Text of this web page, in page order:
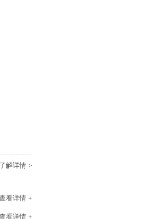
解详情 >
看详情 +
看详情 +